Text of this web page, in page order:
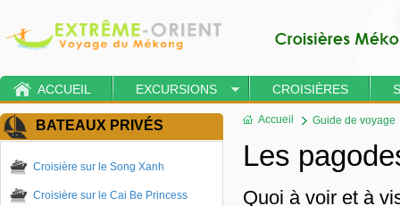
ACCUEIL EXCURSIONS CROISIÈRES
BATEAUX PRIVÉS
Croisière sur le Song Xanh
Croisière sur le Cai Be Princess
Accueil Guide de voyage
Les
Quoi à voir et à